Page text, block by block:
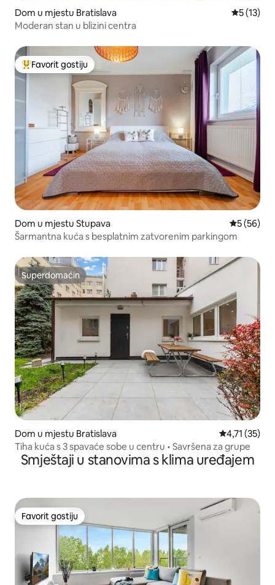
Dom u mjestu Bratislava Prosječna
5 (13)
Moderan stan u blizini centra
Glavni favorit gostiju
Favorit gostiju
Dom u mjestu Stupava Prosječna
5 (56)
Šarmantna kuća s besplatnim zatvorenim parkingom
Superdomaćin
Superdomaćin
Dom u mjestu Bratislava Prosječna
4,71 (35)
Tiha kuća s 3 spavaće sobe u centru • Savršena za grupe
Smještaji u stanovima s klima uređajem
Favorit gostiju
Favorit gostiju